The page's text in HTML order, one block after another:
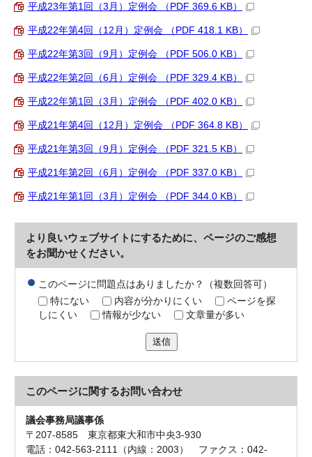
平成23年第1回（3月）定例会 （PDF 369.6 KB）
平成22年第4回（12月）定例会 （PDF 418.1 KB）
平成22年第3回（9月）定例会 （PDF 506.0 KB）
平成22年第2回（6月）定例会 （PDF 329.4 KB）
平成22年第1回（3月）定例会 （PDF 402.0 KB）
平成21年第4回（12月）定例会 （PDF 364.8 KB）
平成21年第3回（9月）定例会 （PDF 321.5 KB）
平成21年第2回（6月）定例会 （PDF 337.0 KB）
平成21年第1回（3月）定例会 （PDF 344.0 KB）
より良いウェブサイトにするために、ページのご感想
をお聞かせください。
このページに問題点はありましたか？（複数回答可）
特にない
内容が分かりにくい
ページを探
しにくい
情報が少ない 文章量が多い
送信
このページに関するお問い合わせ
議会事務局議事係
〒207-8585 東京都東大和市中央3-930
電話：042-563-2111（内線：2003） ファクス：042-